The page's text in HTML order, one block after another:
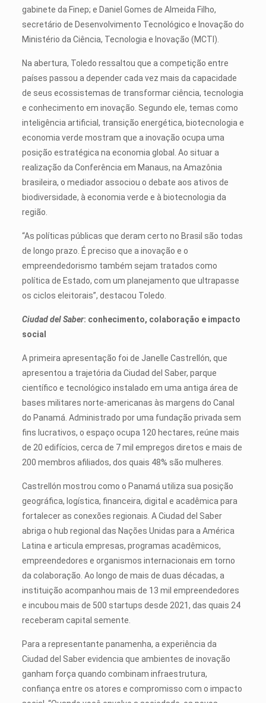
gabinete da Finep; e Daniel Gomes de Almeida Filho,
secretário de Desenvolvimento Tecnológico e Inovação do
Ministério da Ciência, Tecnologia e Inovação (MCTI).
Na abertura, Toledo ressaltou que a competição entre
países passou a depender cada vez mais da capacidade
de seus ecossistemas de transformar ciência, tecnologia
e conhecimento em inovação. Segundo ele, temas como
inteligência artificial, transição energética, biotecnologia e
economia verde mostram que a inovação ocupa uma
posição estratégica na economia global. Ao situar a
realização da Conferência em Manaus, na Amazônia
brasileira, o mediador associou o debate aos ativos de
biodiversidade, à economia verde e à biotecnologia da
região.
“As políticas públicas que deram certo no Brasil são todas
de longo prazo. É preciso que a inovação e o
empreendedorismo também sejam tratados como
política de Estado, com um planejamento que ultrapasse
os ciclos eleitorais”, destacou Toledo.
Ciudad del Saber: conhecimento, colaboração e impacto
social
A primeira apresentação foi de Janelle Castrellón, que
apresentou a trajetória da Ciudad del Saber, parque
científico e tecnológico instalado em uma antiga área de
bases militares norte-americanas às margens do Canal
do Panamá. Administrado por uma fundação privada sem
fins lucrativos, o espaço ocupa 120 hectares, reúne mais
de 20 edifícios, cerca de 7 mil empregos diretos e mais de
200 membros afiliados, dos quais 48% são mulheres.
Castrellón mostrou como o Panamá utiliza sua posição
geográfica, logística, financeira, digital e acadêmica para
fortalecer as conexões regionais. A Ciudad del Saber
abriga o hub regional das Nações Unidas para a América
Latina e articula empresas, programas acadêmicos,
empreendedores e organismos internacionais em torno
da colaboração. Ao longo de mais de duas décadas, a
instituição acompanhou mais de 13 mil empreendedores
e incubou mais de 500 startups desde 2021, das quais 24
receberam capital semente.
Para a representante panamenha, a experiência da
Ciudad del Saber evidencia que ambientes de inovação
ganham força quando combinam infraestrutura,
confiança entre os atores e compromisso com o impacto